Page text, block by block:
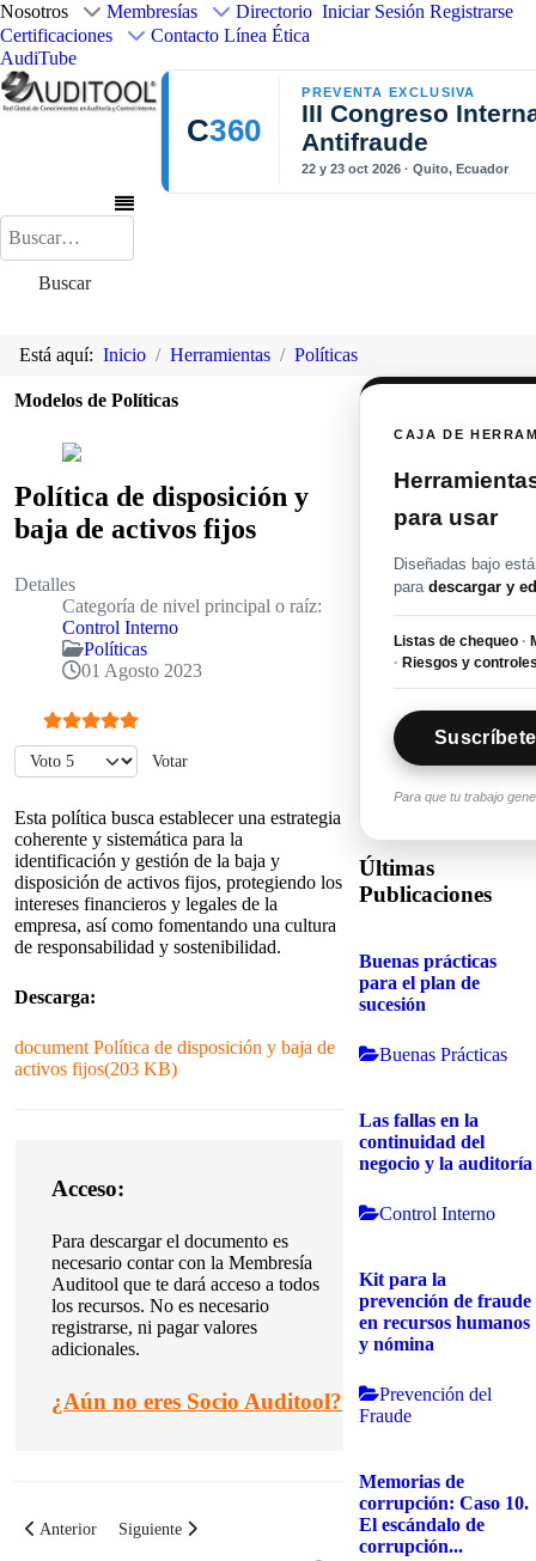
Nosotros Membresías
Directorio
Certificaciones
Contacto Línea Ética
AudiTube
Iniciar Sesión Registrarse
C360
PREVENTA EXCLUSIVA
III Congreso
Antifraude
22 y 23 oct 2026 · Quito, Ecuador
Buscar
Buscar
Está aquí: Inicio Herramientas Políticas
Modelos de Políticas
Política de disposición y
baja de activos fijos
Detalles
Categoría de nivel principal o raíz:
Control Interno
Políticas
01 Agosto 2023
Ratio:5/5
Por favor, vote
Esta política busca establecer una estrategia
coherente y sistemática para la
identificación y gestión de la baja y
disposición de activos fijos, protegiendo los
intereses financieros y legales de la
empresa, así como fomentando una cultura
de responsabilidad y sostenibilidad.
Descarga:
document Política de disposición y baja de
activos fijos(203 KB)
Acceso:
Para descargar el documento es
necesario contar con la Membresía
Auditool que te dará acceso a todos
los recursos. No es necesario
registrarse, ni pagar valores
adicionales.
¿Aún no eres Socio Auditool?
Artículo anterior: Política de mantenimiento preventivo y correctivo de
Anterior Artículo siguiente: Política de control de cambios en el
Siguiente
CAJA DE
para usar
Diseñadas bajo
paradescargar y
Listas de chequeo ·
· Riesgos y
Para que tu trabajo
Últimas
Publicaciones
Buenas prácticas
para el plan de
sucesión
Buenas Prácticas
Las fallas en la
continuidad del
negocio y la auditoría
Control Interno
Kit para la
prevención de fraude
en recursos humanos
y nómina
Prevención del
Fraude
Memorias de
corrupción: Caso 10.
El escándalo de
corrupción...